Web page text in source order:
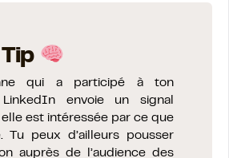
qui a participé à ton
envoie un signal
est intéressée par ce que
Tu peux d’ailleurs pousser
auprès de l’audience des